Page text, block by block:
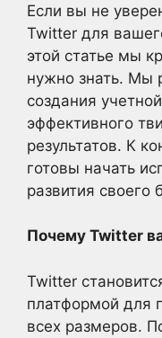
Если вы не
Twitter для
этой статье мы
нужно знать. Мы
создания
эффективного
результатов. К
готовы начать
развития своего
Почему Twitter
Twitter
платформой для
всех размеров.